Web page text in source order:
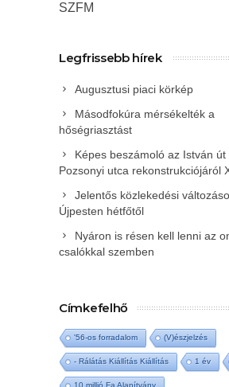
SZFM
Legfrissebb hírek
Augusztusi piaci körkép
Másodfokúra mérsékelték a
hőségriasztást
Képes beszámoló az István út
Pozsonyi utca rekonstrukciójáról
Jelentős közlekedési
Újpesten hétfőtől
Nyáron is résen kell lenni az
csalókkal szemben
Címkefelhő
'56-os forradalom (V)észjelzés
- Rálátás Kiállítás Kiállítás 1 év